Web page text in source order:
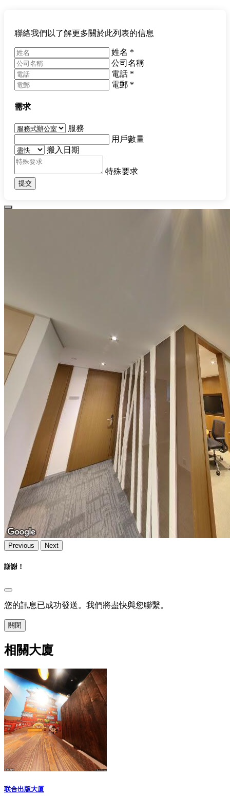
聯絡我們以了解更多關於此列表的信息
姓名 *
公司名稱
電話 *
電郵 *
需求
服務
用戶數量
搬入日期
特殊要求
提交
Previous Next
謝謝！
您的訊息已成功發送。我們將盡快與您聯繫。
關閉
相關大廈
联合出版大厦